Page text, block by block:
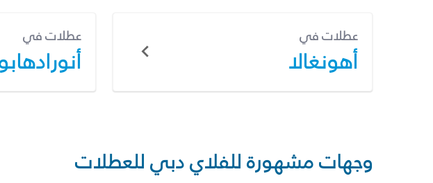
عطلات في
أهونغالا
عطلات في
وجهات مشهورة للفلاي دبي للعطلات